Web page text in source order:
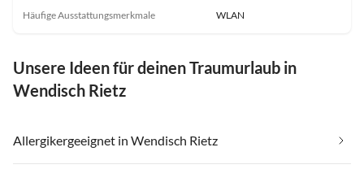
Häufige Ausstattungsmerkmale WLAN
Unsere Ideen für deinen Traumurlaub in
Wendisch Rietz
Allergikergeeignet in Wendisch Rietz